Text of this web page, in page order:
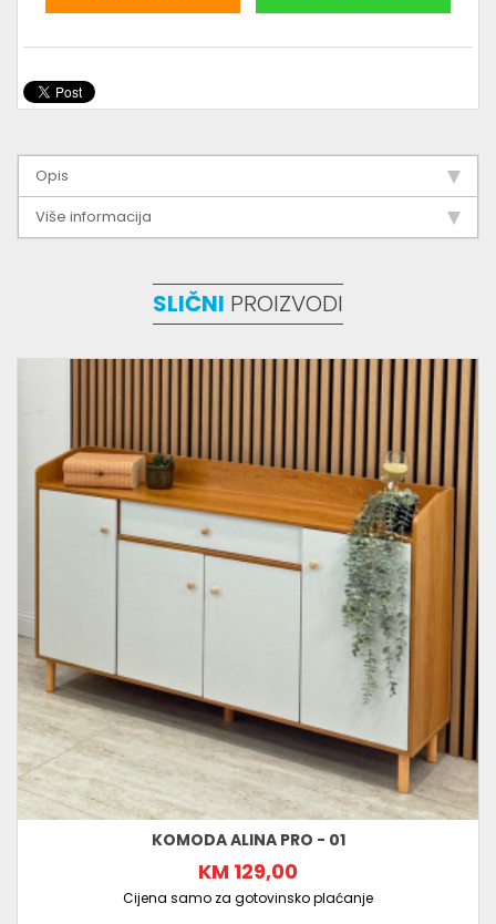
Opis
Više informacija
SLIČNI PROIZVODI
KOMODA ALINA PRO - 01
KM 129,00
Cijena samo za gotovinsko plaćanje